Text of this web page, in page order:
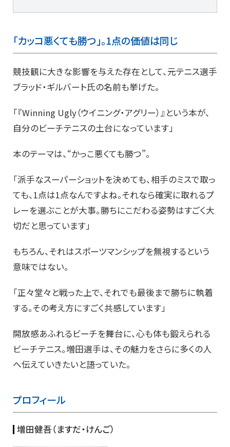
「カッコ悪くても勝つ」。1点の価値は同じ
競技観に大きな影響を与えた存在として、元テニス選手
ブラッド・ギルバート氏の名前も挙げた。
「『Winning Ugly（ウイニング・アグリー）』という本が、
自分のビーチテニスの土台になっています」
本のテーマは、“かっこ悪くても勝つ”。
「派手なスーパーショットを決めても、相手のミスで取っ
ても、1点は1点なんですよね。それなら確実に取れるプ
レーを選ぶことが大事。勝ちにこだわる姿勢はすごく大
切だと思っています」
もちろん、それはスポーツマンシップを無視するという
意味ではない。
「正々堂々と戦った上で、それでも最後まで勝ちに執着
する。その考え方にすごく共感しています」
開放感あふれるビーチを舞台に、心も体も鍛えられる
ビーチテニス。増田選手は、その魅力をさらに多くの人
へ伝えていきたいと語っていた。
プロフィール
増田健吾（ますだ・けんご）